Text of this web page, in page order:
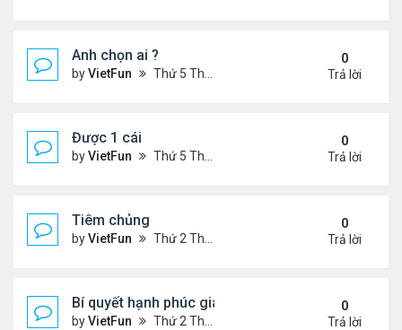
Anh chọn ai ?
byVietFun Thứ 5 Tháng 3 03, 2022 4:56 pm
0
Trả lời
Được 1 cái
byVietFun Thứ 5 Tháng 3 03, 2022 4:44 pm
0
Trả lời
Tiêm chủng
byVietFun Thứ 2 Tháng 1 24, 2022 1:11 pm
0
Trả lời
Bí quyết hạnh phúc gia đình
byVietFun Thứ 2 Tháng 1 03, 2022 9:28 pm
0
Trả lời